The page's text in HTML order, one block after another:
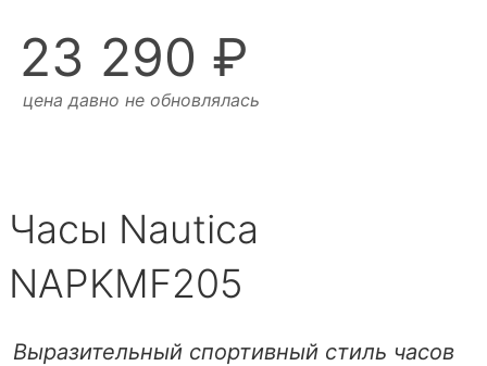
23 290 ₽
цена давно не обновлялась
Часы Nautica
NAPKMF205
Выразительный спортивный стиль часов